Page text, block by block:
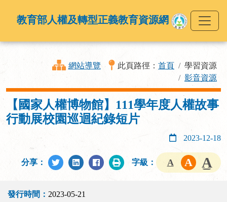
教育部人權及轉型正義教育資源網
網站導覽 此頁路徑： 首頁
學習資源
影音資源
【國家人權博物館】111學年度人權故事
行動展校園巡迴紀錄短片
2023-12-18
分享： 字級：
發行時間： 2023-05-21